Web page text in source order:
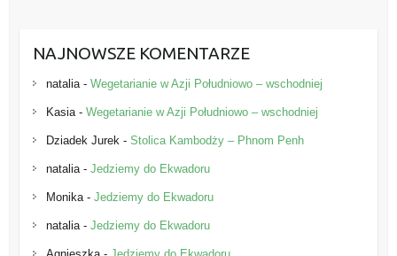
NAJNOWSZE KOMENTARZE
natalia- Wegetarianie w Azji Południowo – wschodniej
Kasia- Wegetarianie w Azji Południowo – wschodniej
Dziadek Jurek- Stolica Kambodży – Phnom Penh
natalia- Jedziemy do Ekwadoru
Monika- Jedziemy do Ekwadoru
natalia- Jedziemy do Ekwadoru